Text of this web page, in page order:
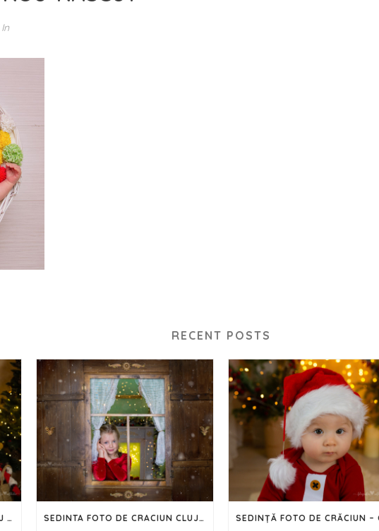
In
RECENT POSTS
ȘEDINȚĂ FOTO CRĂCIUN ÎN CLUJ – 2024 SEDINTA FOTO DE CRACIUN CLUJ – 2023